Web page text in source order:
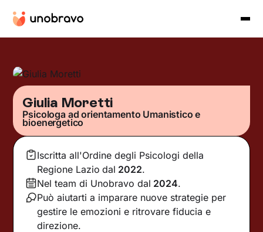
Giulia Moretti
Psicologa ad orientamento Umanistico e
bioenergetico
Iscritta all'Ordine degli Psicologi della
Regione Lazio dal 2022.
Nel team di Unobravo dal 2024.
Può aiutarti a imparare nuove strategie per
gestire le emozioni e ritrovare fiducia e
direzione.